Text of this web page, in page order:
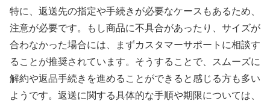
特に、返送先の指定や手続きが必要なケースもあるため、
注意が必要です。もし商品に不具合があったり、サイズが
合わなかった場合には、まずカスタマーサポートに相談す
ることが推奨されています。そうすることで、スムーズに
解約や返品手続きを進めることができると感じる方も多い
ようです。返送に関する具体的な手順や期限については、